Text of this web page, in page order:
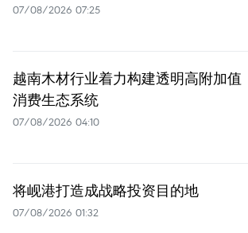
07/08/2026 07:25
越南木材行业着力构建透明高附加值
消费生态系统
07/08/2026 04:10
将岘港打造成战略投资目的地
07/08/2026 01:32